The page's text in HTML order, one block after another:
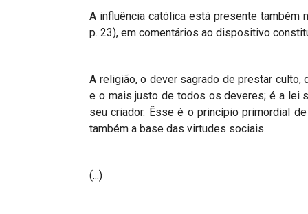
A influência católica está presente também
p. 23), em comentários ao dispositivo
A religião, o dever sagrado de prestar culto,
e o mais justo de todos os deveres; é a lei
seu criador. Êsse é o princípio primordial
também a base das virtudes sociais.
(...)